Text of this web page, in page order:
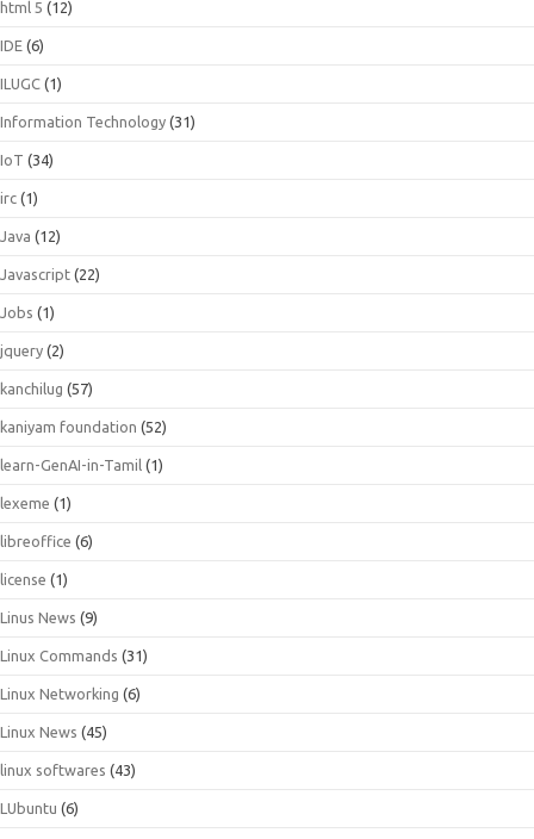
html 5 (12)
IDE (6)
ILUGC (1)
Information Technology (31)
IoT (34)
irc (1)
Java (12)
Javascript (22)
Jobs (1)
jquery (2)
kanchilug (57)
kaniyam foundation (52)
learn-GenAI-in-Tamil (1)
lexeme (1)
libreoffice (6)
license (1)
Linus News (9)
Linux Commands (31)
Linux Networking (6)
Linux News (45)
linux softwares (43)
LUbuntu (6)